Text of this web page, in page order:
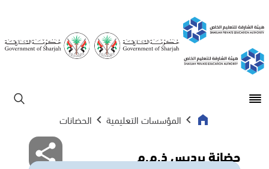
Open main menu
المؤسسات التعليمية الحضانات
حضانة برديس ذ.م.م